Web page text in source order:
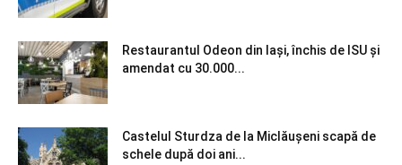
Restaurantul Odeon din Iași, închis de ISU și
amendat cu 30.000...
Castelul Sturdza de la Miclăușeni scapă de
schele după doi ani...